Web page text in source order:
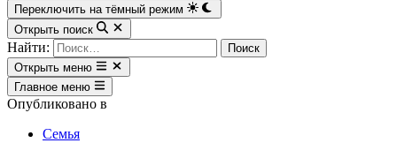
Переключить на тёмный режим
Открыть поиск
Найти:
Открыть меню
Главное меню
Опубликовано в
Семья